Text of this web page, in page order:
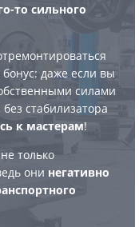
то сильного
бонус: даже если вы
силами
стабилизатора
к мастерам!
только
они негативно